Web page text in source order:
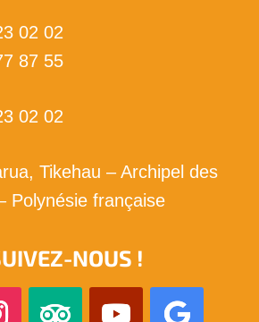
02 02
87 55
02 02
Tikehau – Archipel des
Polynésie française
NOUS !